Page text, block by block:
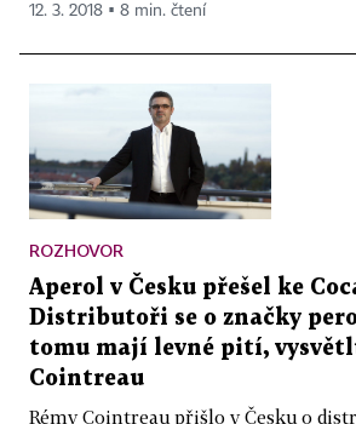
12. 3. 2018 ▪ 8 min. čtení
ROZHOVOR
Aperol v Česku přešel ke
Distributoři se o značky
tomu mají levné pití,
Cointreau
Rémy Cointreau přišlo v Česku o